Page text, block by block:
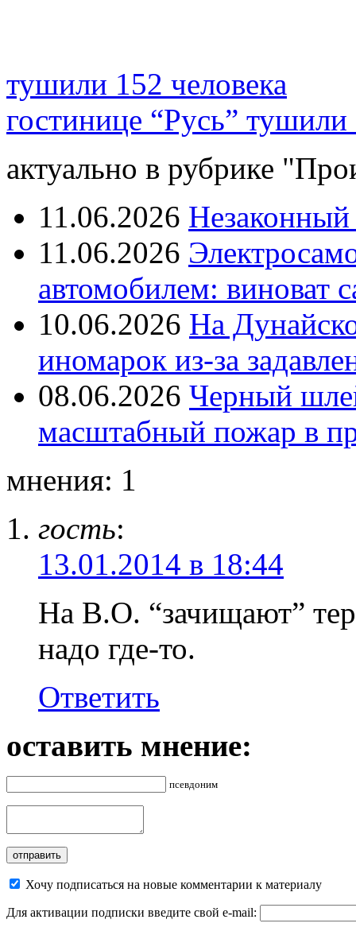
тушили 152 человека
гостинице “Русь” тушили
актуально в рубрике
11.06.2026
11.06.2026
автомобилем: виноват
10.06.2026 На
иномарок из-за
08.06.2026 Черный
масштабный пожар в
мнения: 1
гость:
13.01.2014 в 18:44
На В.О. “зачищают”
надо где-то.
Ответить
оставить мнение:
псевдоним
Хочу подписаться на новые комментарии к материалу
Для активации подписки введите свой e-mail: